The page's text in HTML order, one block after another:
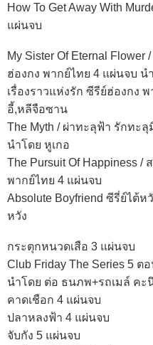
How To Get Away With
แผ่นจบ
My Sister Of Eternal
ฮ่องกง พากย์ไทย 4 แผ่นจบ
เรื่องราวแห่งรัก ซีรีย์ฮ่องกง
อี้,หลีจือซาน
The Myth / ผ่าทะลุฟ้า รักทะ
นำโดย หูเกอ
The Pursuit Of Happiness
พากย์ไทย 4 แผ่นจบ
Absolute Boyfriend ซีรี่ย์ไต้
หวัง
กระตุกหนวดเสือ 3 แผ่นจบ
Club Friday The Series 5
นำโดย ต่อ ธนภพ+รถเมล์ คะ
คาดเชือก 4 แผ่นจบ
ปลาหลงฟ้า 4 แผ่นจบ
จับกัง 5 แผ่นจบ